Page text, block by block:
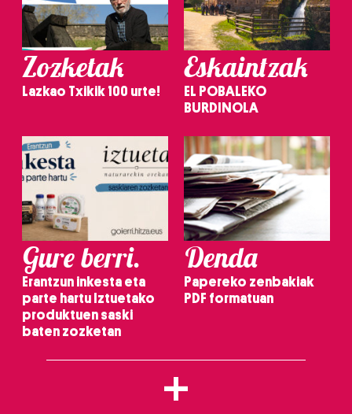
Zozketak
Lazkao Txikik 100 urte!
Eskaintzak
EL POBALEKO
BURDINOLA
Gure berri.
Erantzun inkesta eta
parte hartu Iztuetako
produktuen saski
baten zozketan
Denda
Papereko zenbakiak
PDF formatuan
+